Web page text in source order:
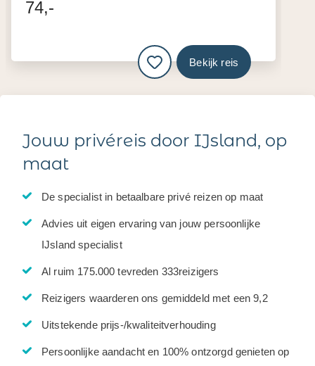
74,-
Bekijk reis
Jouw privéreis door IJsland, op
maat
De specialist in betaalbare privé reizen op maat
Advies uit eigen ervaring van jouw persoonlijke
IJsland specialist
Al ruim 175.000 tevreden 333reizigers
Reizigers waarderen ons gemiddeld met een 9,2
Uitstekende prijs-/kwaliteitverhouding
Persoonlijke aandacht en 100% ontzorgd genieten op